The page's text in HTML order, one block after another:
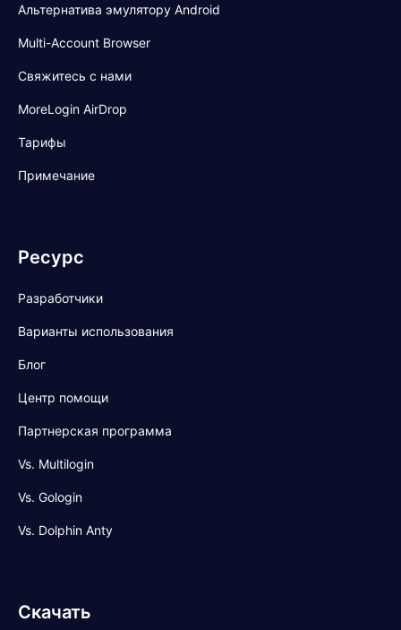
Альтернатива эмулятору Android
Multi-Account Browser
Свяжитесь с нами
MoreLogin AirDrop
Тарифы
Примечание
Ресурс
Разработчики
Варианты использования
Блог
Центр помощи
Партнерская программа
Vs. Multilogin
Vs. Gologin
Vs. Dolphin Anty
Скачать